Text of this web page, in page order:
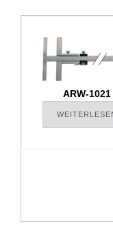
ARW-1021